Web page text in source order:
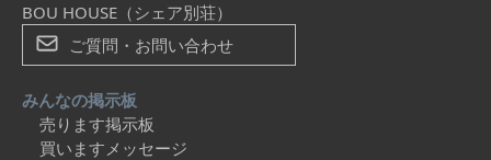
BOU HOUSE（シェア別荘）
ご質問・お問い合わせ
みんなの掲示板
売ります掲示板
買いますメッセージ